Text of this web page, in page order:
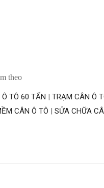
theo
TÔ 60 TẤN | TRẠM CÂN Ô
CÂN Ô TÔ | SỬA CHỮA